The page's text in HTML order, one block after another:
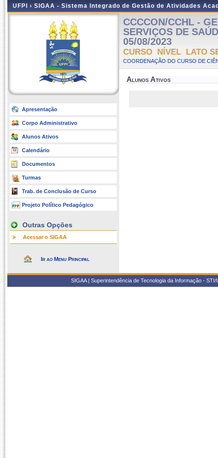
UFPI › SIGAA - Sistema Integrado de Gestão de Atividades
Apresentação
Corpo Administrativo
Alunos Ativos
Calendário
Documentos
Turmas
Trab. de Conclusão de Curso
Projeto Político Pedagógico
Outras Opções
Acessar o SIGAA
Ir ao Menu Principal
CCCCON/CCHL -
SERVIÇOS DE
05/08/2023
CURSO NÍVEL LATO
COORDENAÇÃO DO CURSO DE
Alunos Ativos
SIGAA | Superintendência de Tecnologia da Informação -